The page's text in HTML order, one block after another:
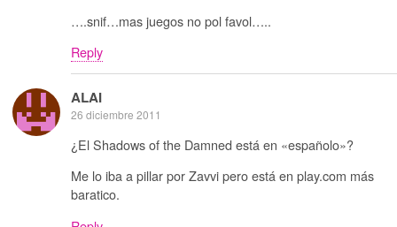
….snif…mas juegos no pol favol…..
Reply
ALAI
26 diciembre 2011
¿El Shadows of the Damned está en «españolo»?
Me lo iba a pillar por Zavvi pero está en play.com más
baratico.